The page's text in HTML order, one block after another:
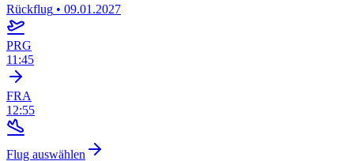
Rückflug • 09.01.2027
PRG
11:45
FRA
12:55
Flug auswählen